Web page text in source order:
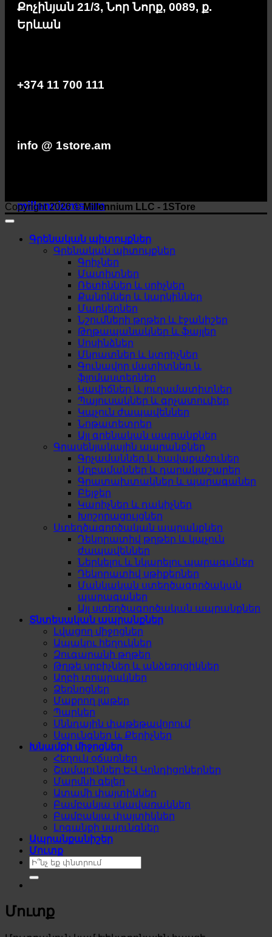
Քոչինյան 21/3, Նոր Նորք, 0089, ք.
Երևան
+374 11 700 111
info @ 1store.am
millenniums.am
Copyright 2026 ©Millennium LLC - 1STore
Գրենական պիտույքներ
Գրենական պիտույքներ
Գրիչներ
Մատիտներ
Ռետիններ և սրիչներ
Քանոններ և կարկիններ
Մարկերներ
Նշումների թղթեր և էջանիշեր
Թղթապանակներ և ֆայլեր
Սոսինձներ
Մկրատներ և կտրիչներ
Գունավոր մատիտներ և
ֆլոմաստերներ
Կավիճներ և յուղամատիտներ
Պայուսակներ և գրչատուփեր
Կպչուն ժապավեններ
Նոթատետրեր
Այլ գրենական ապրանքներ
Գրասենյակային ապրանքներ
Գրչամաններ և հավաքածուներ
Աղբամաններ և դարակաշարեր
Գրատախտակներ և պարագաներ
Բեյջեր
Կարիչներ և դակիչներ
Խոշորացույցներ
Ստեղծագործական ապրանքներ
Դեկորատիվ թղթեր և կպչուն
ժապավեններ
Ներկելու և նկարելու պարագաներ
Դեկորատիվ սթիքերներ
Մանկական ստեղծագործական
պարագաներ
Այլ ստեղծագործական ապրանքներ
Տնտեսական ապրանքներ
Լվացող միջոցներ
Ապակու հեղուկներ
Զուգարանի թղթեր
Թղթե սրբիչներ և անձեռոցիկներ
Աղբի տոպրակներ
Ձեռնոցներ
Մաքրող լաթեր
Պարկեր
Սննդային փաթեթավորում
Սպունգներ և Քերիչներ
Խնամքի միջոցներ
Հեղուկ օճառներ
Շամպուններ ԵՎ Կոնդիցոներներ
Մարմնի գելեր
Ատամի փայտիկներ
Բամբակյա սկավառակներ
Բամբակյա փայտիկներ
Լոգանքի սպունգներ
Ապրանքանիշեր
Մուտք
Search
for:
Մուտք